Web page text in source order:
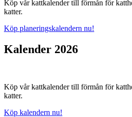
Köp vår kattkalender till förmån för
katter.
Köp planeringskalendern nu!
Kalender 2026
Köp vår kattkalender till förmån för
katter.
Köp kalendern nu!